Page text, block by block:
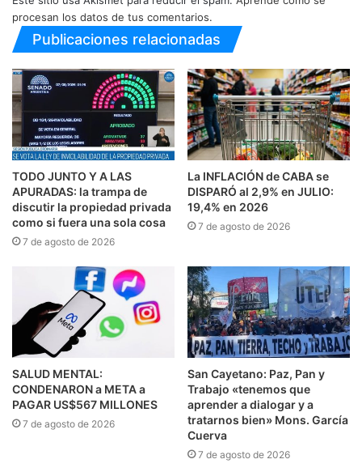
procesan los datos de tus comentarios.
Publicaciones relacionadas
TODO JUNTO Y A LAS
APURADAS: la trampa de
discutir la propiedad privada
como si fuera una sola cosa
7 de agosto de 2026
La INFLACIÓN de CABA se
DISPARÓ al 2,9% en JULIO:
19,4% en 2026
7 de agosto de 2026
SALUD MENTAL:
CONDENARON a META a
PAGAR US$567 MILLONES
7 de agosto de 2026
San Cayetano: Paz, Pan y
Trabajo «tenemos que
aprender a dialogar y a
tratarnos bien» Mons. García
Cuerva
7 de agosto de 2026